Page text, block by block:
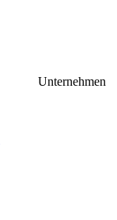
Unternehmen